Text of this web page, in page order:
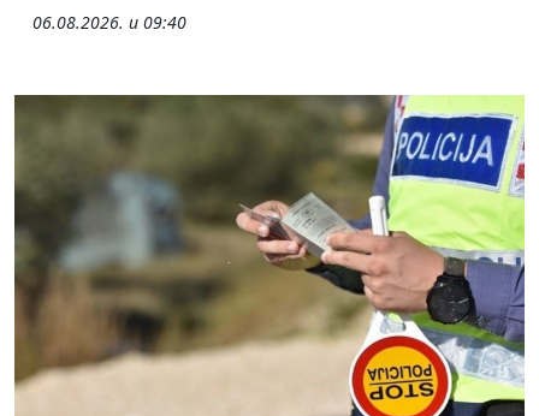
06.08.2026. u 09:40